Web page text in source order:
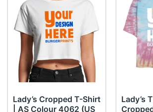
Lady’s Cropped T-Shirt
| AS Colour 4062 (US
Lady’s